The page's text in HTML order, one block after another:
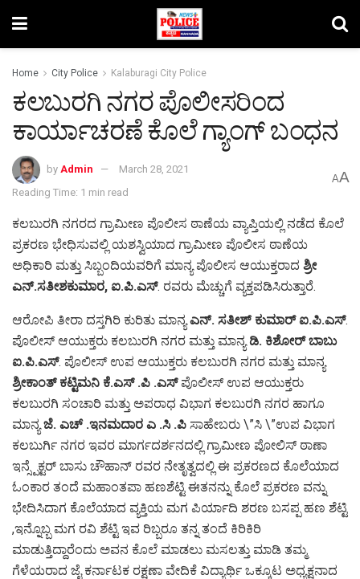
Home City Police Kalaburagi City Police
ಕಲಬುರಗಿ ನಗರ ಪೊಲೀಸರಿಂದ
ಕಾರ್ಯಾಚರಣೆ ಕೊಲೆ ಗ್ಯಾಂಗ್ ಬಂಧನ
by Admin
March 28, 2021
Reading Time: 1 min read
AA
ಕಲಬುರಗಿ ನಗರದ ಗ್ರಾಮೀಣ ಪೊಲೀಸ ಠಾಣೆಯ ವ್ಯಾಪ್ತಿಯಲ್ಲಿ ನಡೆದ ಕೊಲೆ
ಪ್ರಕರಣ ಭೇಧಿಸುವಲ್ಲಿ ಯಶಸ್ವಿಯಾದ ಗ್ರಾಮೀಣ ಪೊಲೀಸ ಠಾಣೆಯ
ಅಧಿಕಾರಿ ಮತ್ತು ಸಿಬ್ಬಂದಿಯವರಿಗೆ ಮಾನ್ಯ ಪೊಲೀಸ ಆಯುಕ್ತರಾದ ಶ್ರೀ
ಎನ್.ಸತೀಶಕುಮಾರ, ಐ.ಪಿ.ಎಸ್. ರವರು ಮೆಚ್ಚುಗೆ ವ್ಯಕ್ತಪಡಿಸಿರುತ್ತಾರೆ.
ಆರೋಪಿ ತೀರಾ ದಸ್ತಗಿರಿ ಕುರಿತು ಮಾನ್ಯಎನ್. ಸತೀಶ್ ಕುಮಾರ್ ಐ.ಪಿ.ಎಸ್.
ಪೊಲೀಸ್ ಆಯುಕ್ತರು ಕಲಬುರಗಿ ನಗರ ಮತ್ತು ಮಾನ್ಯಡಿ. ಕಿಶೋರ್ ಬಾಬು
ಐ.ಪಿ.ಎಸ್. ಪೊಲೀಸ್ ಉಪ ಆಯುಕ್ತರು ಕಲಬುರಗಿ ನಗರ ಮತ್ತು ಮಾನ್ಯ
ಶ್ರೀಕಾಂತ್ ಕಟ್ಟಿಮನಿ ಕೆ.ಎಸ್ .ಪಿ .ಎಸ್ಪೊಲೀಸ್ ಉಪ ಆಯುಕ್ತರು
ಕಲಬುರಗಿ ಸಂಚಾರಿ ಮತ್ತು ಅಪರಾಧ ವಿಭಾಗ ಕಲಬುರಗಿ ನಗರ ಹಾಗೂ
ಮಾನ್ಯಜೆ. ಎಚ್ .ಇನಮದಾರ ಎ .ಸಿ .ಪಿ ಸಾಹೇಬರು \”ಸಿ \”ಉಪ ವಿಭಾಗ
ಕಲಬುರ್ಗಿ ನಗರ ಇವರ ಮಾರ್ಗದರ್ಶನದಲ್ಲಿ ಗ್ರಾಮೀಣ ಪೋಲಿಸ್ ಠಾಣಾ
ಇನ್ಸ್ಪೆಕ್ಟರ್ ಬಾಸು ಚೌಹಾನ್ ರವರ ನೇತೃತ್ವದಲ್ಲಿ ಈ ಪ್ರಕರಣದ ಕೊಲೆಯಾದ
ಓಂಕಾರ ತಂದೆ ಮಹಾಂತಪಾ ಹಣಶೆಟ್ಟಿ ಈತನನ್ನು ಕೊಲೆ ಪ್ರಕರಣ ವನ್ನು
ಭೇದಿಸಿದಾಗ ಕೊಲೆಯಾದ ವ್ಯಕ್ತಿಯ ಮಗ ಪಿರ್ಯಾದಿ ಶರಣ ಬಸಪ್ಪ ಹಣ ಶೆಟ್ಟಿ
,ಇನ್ನೊಬ್ಬ ಮಗ ರವಿ ಶೆಟ್ಟಿ ಇವ ರಿಬ್ಬರೂ ತನ್ನ ತಂದೆ ಕಿರಿಕಿರಿ
ಮಾಡುತ್ತಿದ್ದಾರೆಂದು ಅವನ ಕೊಲೆ ಮಾಡಲು ಮಸಲತ್ತು ಮಾಡಿ ತಮ್ಮ
ಗೆಳೆಯರಾದ ಜೈ ಕರ್ನಾಟಕ ರಕ್ಷಣಾ ವೇದಿಕೆ ವಿದ್ಯಾರ್ಥಿ ಒಕ್ಕೂಟ ಅಧ್ಯಕ್ಷನಾದ